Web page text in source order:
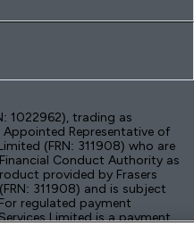
1022962), trading as
Representative of
(FRN: 311908) who are
Conduct Authority as
provided by Frasers
311908) and is subject
regulated payment
Limited is a payment